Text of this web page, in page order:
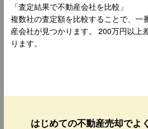
「査定結果で不動産会社を比較」
複数社の査定額を比較することで、一
産会社が見つかります。 200万円以上
ります。
はじめての不動産売却でよ